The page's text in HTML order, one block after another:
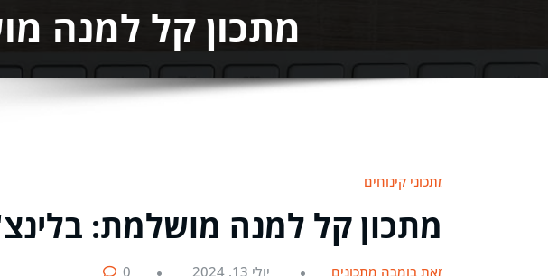
מתכון קל למנה
מתכוני קינוחים
מתכון קל למנה מושלמת:
מאת בומבה מתכונים יולי 13, 2024 0